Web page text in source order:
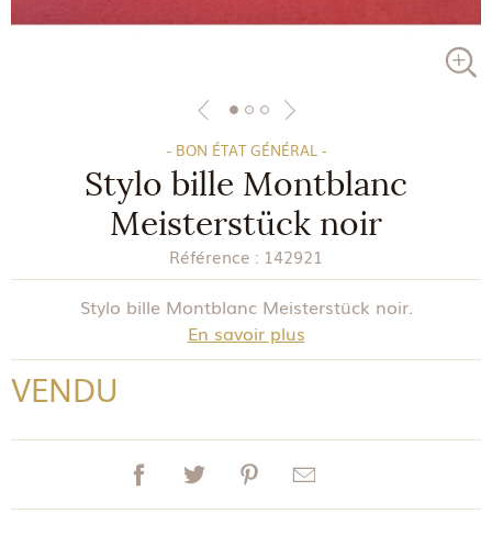
- BON ÉTAT GÉNÉRAL -
Stylo bille Montblanc
Meisterstück noir
Référence : 142921
Stylo bille Montblanc Meisterstück noir.
En savoir plus
VENDU